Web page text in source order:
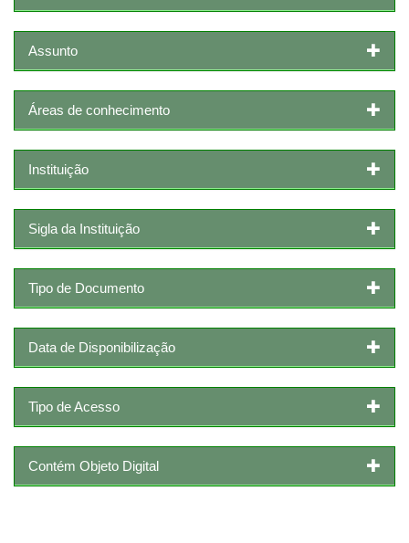
Assunto
Áreas de conhecimento
Instituição
Sigla da Instituição
Tipo de Documento
Data de Disponibilização
Tipo de Acesso
Contém Objeto Digital